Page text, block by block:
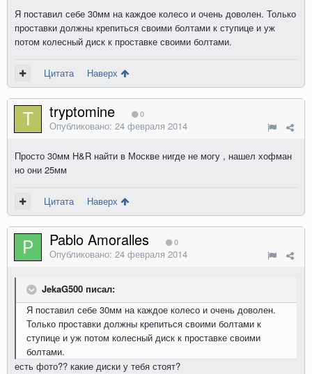
Я поставил себе 30мм на каждое колесо и очень доволен. Только
проставки должны крепиться своими болтами к ступице и уж
потом колесный диск к проставке своими болтами.
Цитата Наверх
tryptomine 0
Опубликовано: 24 февраля 2014
Просто 30мм H&R найти в Москве нигде не могу , нашел хофман
но они 25мм
Цитата Наверх
Pablo Amoralles 0
Опубликовано: 24 февраля 2014
JekaG500 писал:
Я поставил себе 30мм на каждое колесо и очень доволен.
Только проставки должны крепиться своими болтами к
ступице и уж потом колесный диск к проставке своими
болтами.
есть фото?? какие диски у тебя стоят?